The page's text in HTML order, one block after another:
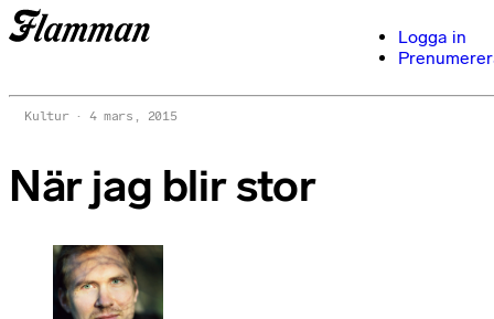
Logga in
Kultur 4 mars, 2015
När jag blir stor